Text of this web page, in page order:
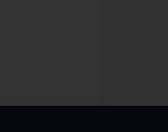
slevy dřív než